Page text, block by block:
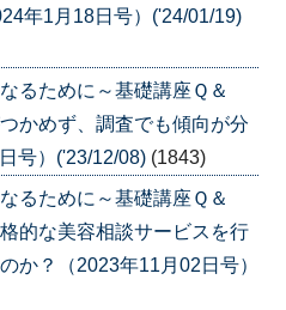
年1月18日号）('24/01/19)
るために～基礎講座Ｑ＆
めず、調査でも傾向が分
号）('23/12/08) (1843)
るために～基礎講座Ｑ＆
な美容相談サービスを行
か？（2023年11月02日号）